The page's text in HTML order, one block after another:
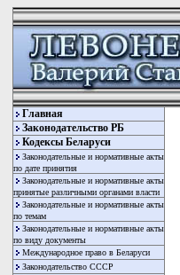
Главная
Законодательство РБ
Кодексы Беларуси
Законодательные и нормативные акты
по дате принятия
Законодательные и нормативные акты
принятые различными органами власти
Законодательные и нормативные акты
по темам
Законодательные и нормативные акты
по виду документы
Международное право в Беларуси
Законодательство СССР